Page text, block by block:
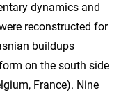
dynamics and
reconstructed for
buildups
on the south side
France). Nine